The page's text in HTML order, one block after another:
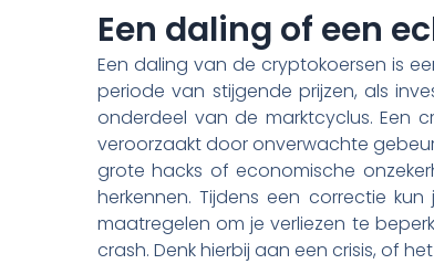
Een daling of een
Een daling van de cryptokoersen is
periode van stijgende prijzen, als
onderdeel van de marktcyclus. Een
veroorzaakt door onverwachte
grote hacks of economische
herkennen. Tijdens een correctie
maatregelen om je verliezen te
crash. Denk hierbij aan een crisis, of